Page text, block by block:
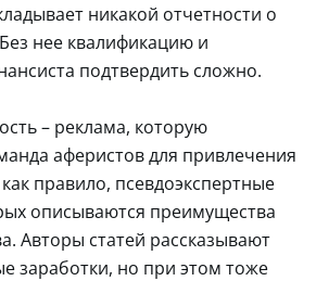
никакой отчетности о
нее квалификацию и
подтвердить сложно.
– реклама, которую
аферистов для привлечения
правило, псевдоэкспертные
описываются преимущества
Авторы статей рассказывают
заработки, но при этом тоже